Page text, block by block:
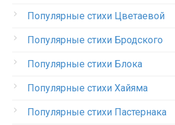
Популярные стихи Цветаевой
Популярные стихи Бродского
Популярные стихи Блока
Популярные стихи Хайяма
Популярные стихи Пастернака